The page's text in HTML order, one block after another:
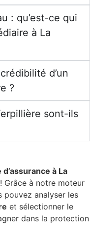
: qu’est-ce qui
à La
d’un
?
sont-ils
à La
Grâce à notre moteur
pouvez analyser les
et sélectionner le
dans la protection